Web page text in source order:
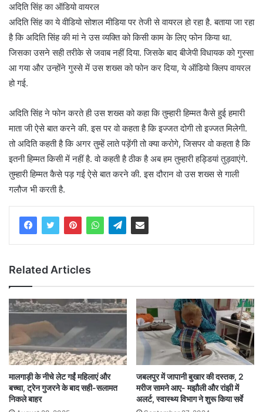
अदिति सिंह का ऑडियो वायरल
अदिति सिंह का ये वीडियो सोशल मीडिया पर तेजी से वायरल हो रहा है. बताया जा रहा
है कि अदिति सिंह की मां ने उस व्यक्ति को किसी काम के लिए फोन किया था.
जिसका उसने सही तरीके से जवाब नहीं दिया. जिसके बाद बीजेपी विधायक को गुस्सा
आ गया और उन्होंने गुस्से में उस शख्स को फोन कर दिया, ये ऑडियो क्लिप वायरल
हो गई.
अदिति सिंह ने फोन करते ही उस शख्स को कहा कि तुम्हारी हिम्मत कैसे हुई हमारी
माता जी ऐसे बात करने की. इस पर वो कहता है कि इज्जत दोगी तो इज्जत मिलेगी.
तो अदिति कहती है कि अगर तुम्हें लाते पड़ेंगी तो क्या करोगे, जिसपर वो कहता है कि
इतनी हिम्मत किसी में नहीं है. वो कहती है ठीक है अब हम तुम्हारी हड्डियां तुड़वाएंगे.
तुम्हारी हिम्मत कैसे पड़ गई ऐसे बात करने की. इस दौरान वो उस शख्स से गाली
गलौज भी करती है.
Related Articles
मालगाड़ी के नीचे लेट गईं महिलाएं और
बच्चा, ट्रेन गुजरने के बाद सही-सलामत
निकले बाहर
जबलपुर में जापानी बुखार की दस्तक, 2
मरीज सामने आए- मझौली और रांझी में
अलर्ट, स्वास्थ्य विभाग ने शुरू किया सर्वे